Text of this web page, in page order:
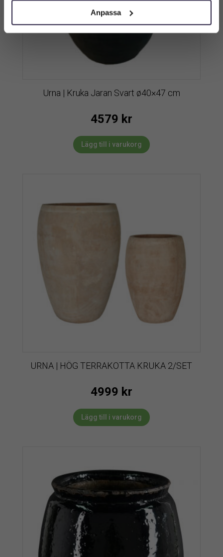
Anpassa
Urna | Kruka Jaran Svart ø40×47 cm
4579 kr
Lägg till i varukorg
URNA | HÖG TERRAKOTTA KRUKA 2/SET
4999 kr
Lägg till i varukorg